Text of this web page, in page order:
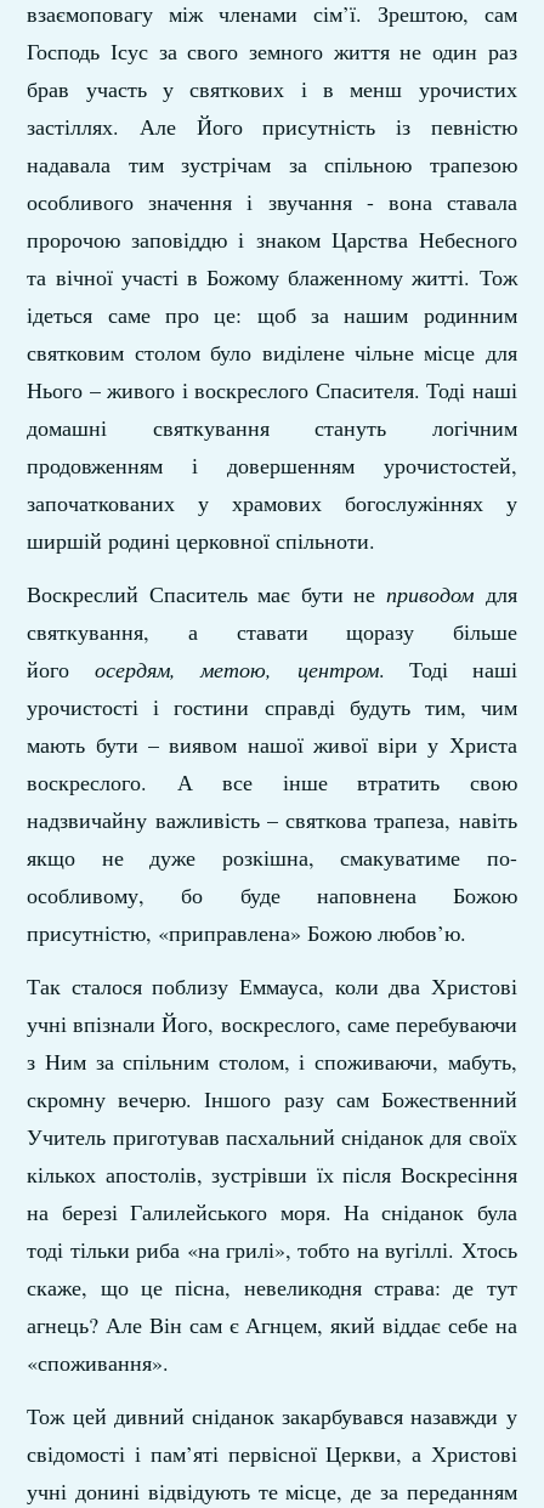
взаємоповагу між членами сім’ї. Зрештою, сам
Господь Ісус за свого земного життя не один раз
брав участь у святкових і в менш урочистих
застіллях. Але Його присутність із певністю
надавала тим зустрічам за спільною трапезою
особливого значення і звучання - вона ставала
пророчою заповіддю і знаком Царства Небесного
та вічної участі в Божому блаженному житті. Тож
ідеться саме про це: щоб за нашим родинним
святковим столом було виділене чільне місце для
Нього – живого і воскреслого Спасителя. Тоді наші
домашні святкування стануть логічним
продовженням і довершенням урочистостей,
започаткованих у храмових богослужіннях у
ширшій родині церковної спільноти.
Воскреслий Спаситель має бути неприводом для
святкування, а ставати щоразу більше
йогоосердям, метою, центром. Тоді наші
урочистості і гостини справді будуть тим, чим
мають бути – виявом нашої живої віри у Христа
воскреслого. А все інше втратить свою
надзвичайну важливість – святкова трапеза, навіть
якщо не дуже розкішна, смакуватиме по-
особливому, бо буде наповнена Божою
присутністю, «приправлена» Божою любов’ю.
Так сталося поблизу Еммауса, коли два Христові
учні впізнали Його, воскреслого, саме перебуваючи
з Ним за спільним столом, і споживаючи, мабуть,
скромну вечерю. Іншого разу сам Божественний
Учитель приготував пасхальний сніданок для своїх
кількох апостолів, зустрівши їх після Воскресіння
на березі Галилейського моря. На сніданок була
тоді тільки риба «на грилі», тобто на вугіллі. Хтось
скаже, що це пісна, невеликодня страва: де тут
агнець? Але Він сам є Агнцем, який віддає себе на
«споживання».
Тож цей дивний сніданок закарбувався назавжди у
свідомості і пам’яті первісної Церкви, а Христові
учні донині відвідують те місце, де за переданням